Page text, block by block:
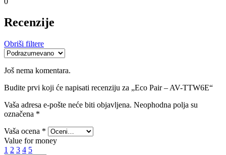
Recenzije
Obriši filtere
Još nema komentara.
Budite prvi koji će napisati recenziju za „Eco Pair – AV-TTW6E“
Vaša adresa e-pošte neće biti objavljena. Neophodna polja su
označena *
Vaša ocena *
Value for money
1 2 3 4 5